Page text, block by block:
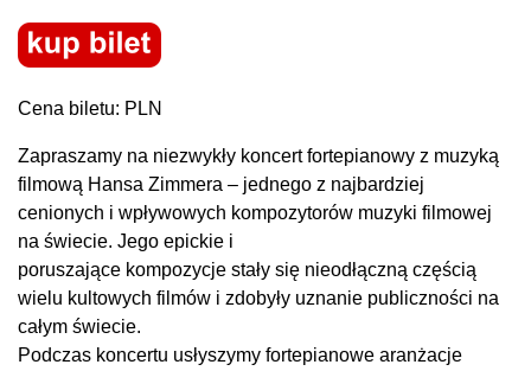
Cena biletu: PLN
Zapraszamy na niezwykły koncert fortepianowy z muzyką
filmową Hansa Zimmera – jednego z najbardziej
cenionych i wpływowych kompozytorów muzyki filmowej
na świecie. Jego epickie i
poruszające kompozycje stały się nieodłączną częścią
wielu kultowych filmów i zdobyły uznanie publiczności na
całym świecie.
Podczas koncertu usłyszymy fortepianowe aranżacje